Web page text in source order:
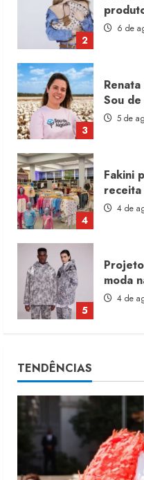
3
Sou
5 de
4
Fakini
receita
4 de
5
moda
4 de
1
Dia
moda
7 de
2
Sou
TENDÊNCIAS